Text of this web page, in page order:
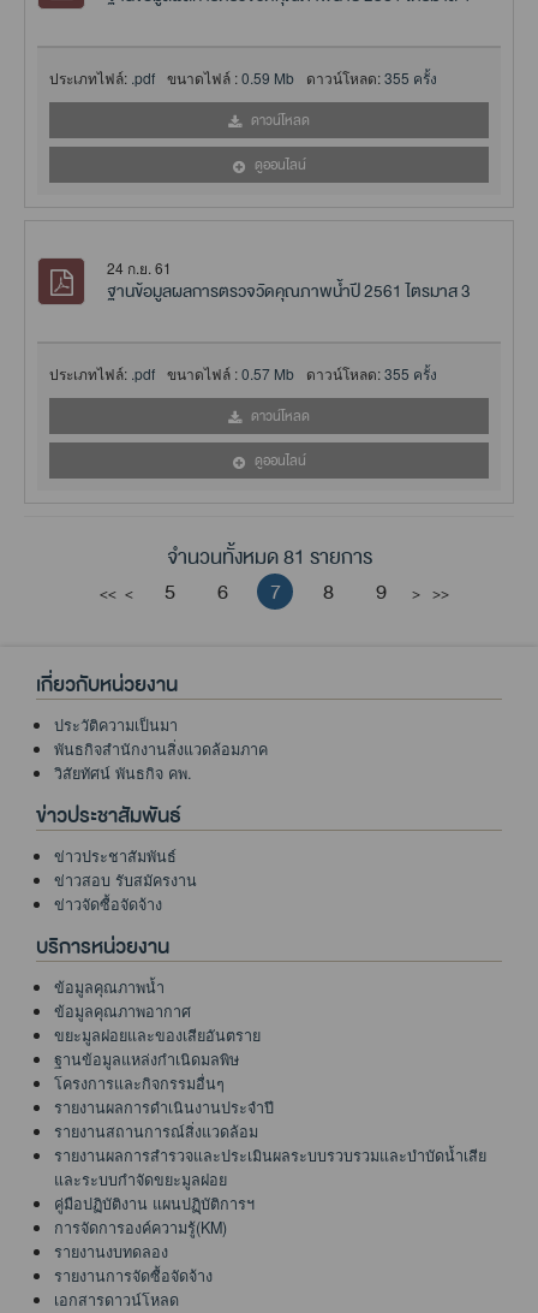
ประเภทไฟล์: .pdf ขนาดไฟล์ :0.59 Mb ดาวน์โหลด:355 ครั้ง
ดาวน์โหลด
ดูออนไลน์
24 ก.ย. 61
ฐานข้อมูลผลการตรวจวัดคุณภาพน้ำปี 2561 ไตรมาส 3
ประเภทไฟล์: .pdf ขนาดไฟล์ :0.57 Mb ดาวน์โหลด:355 ครั้ง
ดาวน์โหลด
ดูออนไลน์
จำนวนทั้งหมด 81 รายการ
<< < 5 6 7 8 9 > >>
เกี่ยวกับหน่วยงาน
ประวัติความเป็นมา
พันธกิจสำนักงานสิ่งแวดล้อมภาค
วิสัยทัศน์ พันธกิจ คพ.
ข่าวประชาสัมพันธ์
ข่าวประชาสัมพันธ์
ข่าวสอบ รับสมัครงาน
ข่าวจัดซื้อจัดจ้าง
บริการหน่วยงาน
ข้อมูลคุณภาพน้ำ
ข้อมูลคุณภาพอากาศ
ขยะมูลฝอยและของเสียอันตราย
ฐานข้อมูลแหล่งกำเนิดมลพิษ
โครงการและกิจกรรมอื่นๆ
รายงานผลการดำเนินงานประจำปี
รายงานสถานการณ์สิ่งแวดล้อม
รายงานผลการสำรวจและประเมินผลระบบรวบรวมและบำบัดน้ำเสีย
และระบบกำจัดขยะมูลฝอย
คู่มือปฏิบัติงาน แผนปฏฺิบัติการฯ
การจัดการองค์ความรู้(KM)
รายงานงบทดลอง
รายงานการจัดซื้อจัดจ้าง
เอกสารดาวน์โหลด